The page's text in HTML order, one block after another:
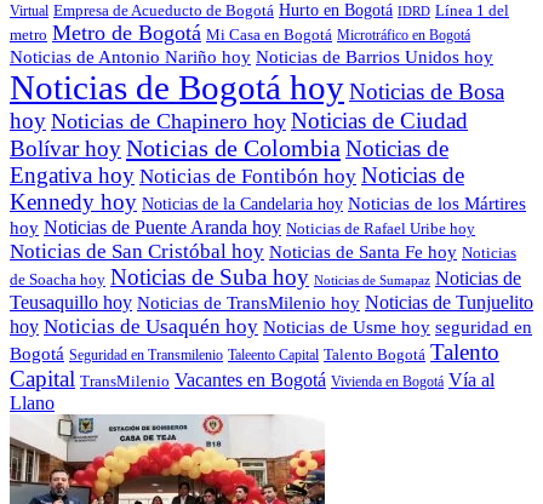
Virtual Empresa de Acueducto de Bogotá Hurto en Bogotá IDRD Línea 1 del
metro Metro de Bogotá Mi Casa en Bogotá Microtráfico en Bogotá
Noticias de Antonio Nariño hoy Noticias de Barrios Unidos hoy
Noticias de Bogotá hoyNoticias de Bosa
hoy Noticias de Chapinero hoy Noticias de Ciudad
Bolívar hoyNoticias de Colombia Noticias de
Engativa hoy Noticias de Fontibón hoy Noticias de
Kennedy hoy Noticias de la Candelaria hoy Noticias de los Mártires
hoy Noticias de Puente Aranda hoy Noticias de Rafael Uribe hoy
Noticias de San Cristóbal hoy Noticias de Santa Fe hoy Noticias
de Soacha hoy Noticias de Suba hoy Noticias de Sumapaz Noticias de
Teusaquillo hoy Noticias de TransMilenio hoy Noticias de Tunjuelito
hoy Noticias de Usaquén hoy Noticias de Usme hoy seguridad en
Bogotá Seguridad en Transmilenio Taleento Capital Talento Bogotá Talento
Capital TransMilenio Vacantes en Bogotá Vivienda en Bogotá Vía al
Llano